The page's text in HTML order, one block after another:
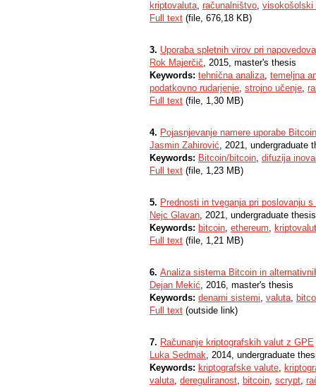
kriptovaluta, računalništvo, visokošolski
Full text (file, 676,18 KB)
3. Uporaba spletnih virov pri
Rok Majerčič, 2015, master's thesis
Keywords: tehnična analiza, temeljna
podatkovno rudarjenje, strojno učenje,
Full text (file, 1,30 MB)
4. Pojasnjevanje namere uporabe
Jasmin Zahirović, 2021, undergraduate
Keywords: Bitcoin/bitcoin, difuzija
Full text (file, 1,23 MB)
5. Prednosti in tveganja pri poslovanju
Nejc Glavan, 2021, undergraduate thesis
Keywords: bitcoin, ethereum,
Full text (file, 1,21 MB)
6. Analiza sistema Bitcoin in
Dejan Mekić, 2016, master's thesis
Keywords: denarni sistemi, valuta,
Full text (outside link)
7. Računanje kriptografskih valut z GPE
Luka Sedmak, 2014, undergraduate
Keywords: kriptografske valute,
valuta, dereguliranost, bitcoin, scrypt,